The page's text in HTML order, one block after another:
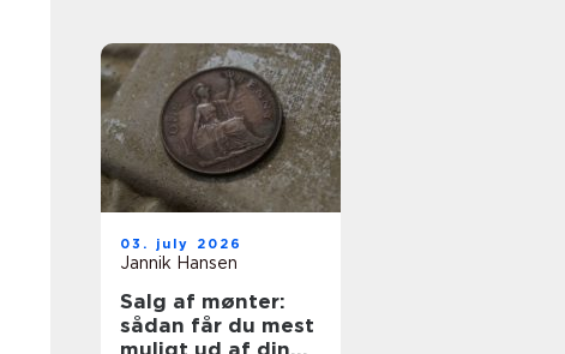
03. july 2026
Jannik Hansen
Salg af mønter:
sådan får du mest
muligt ud af din